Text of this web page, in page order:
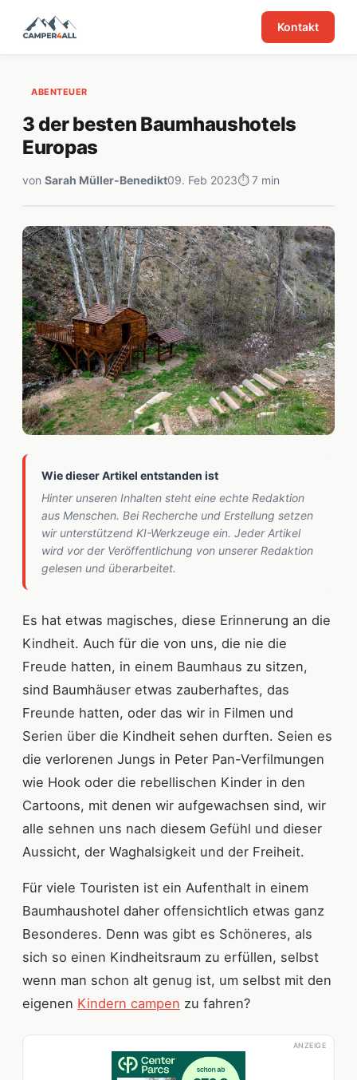
Kontakt
ABENTEUER
3 der besten Baumhaushotels
Europas
von Sarah Müller-Benedikt09. Feb 2023⏱ 7 min
Wie dieser Artikel entstanden ist
Hinter unseren Inhalten steht eine echte Redaktion
aus Menschen. Bei Recherche und Erstellung setzen
wir unterstützend KI-Werkzeuge ein. Jeder Artikel
wird vor der Veröffentlichung von unserer Redaktion
gelesen und überarbeitet.
Es hat etwas magisches, diese Erinnerung an die
Kindheit. Auch für die von uns, die nie die
Freude hatten, in einem Baumhaus zu sitzen,
sind Baumhäuser etwas zauberhaftes, das
Freunde hatten, oder das wir in Filmen und
Serien über die Kindheit sehen durften. Seien es
die verlorenen Jungs in Peter Pan-Verfilmungen
wie Hook oder die rebellischen Kinder in den
Cartoons, mit denen wir aufgewachsen sind, wir
alle sehnen uns nach diesem Gefühl und dieser
Aussicht, der Waghalsigkeit und der Freiheit.
Für viele Touristen ist ein Aufenthalt in einem
Baumhaushotel daher offensichtlich etwas ganz
Besonderes. Denn was gibt es Schöneres, als
sich so einen Kindheitsraum zu erfüllen, selbst
wenn man schon alt genug ist, um selbst mit den
eigenen Kindern campen zu fahren?
ANZEIGE